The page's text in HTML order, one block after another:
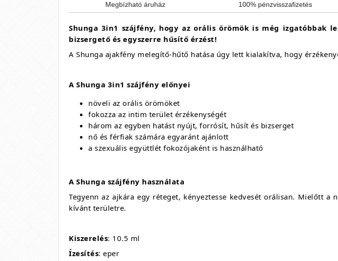
Megbízható áruház 100% pénzvisszafizetés
Shunga 3in1 szájfény, hogy az orális örömök is még izgatóbbak
bizsergető és egyszerre hűsítő érzést!
A Shunga ajakfény melegítő-hűtő hatása úgy lett kialakítva, hogy
A Shunga 3in1 szájfény előnyei
növeli az orális örömöket
fokozza az intim terület érzékenységét
három az egyben hatást nyújt, forrósít, hűsít és bizserget
nő és férfiak számára egyaránt ajánlott
a szexuális együttlét fokozójaként is használható
A Shunga szájfény használata
Tegyenn az ajkára egy réteget, kényeztesse kedvesét orálisan. Mielőtt
kívánt területre.
Kiszerelés: 10.5 ml
Ízesítés: eper